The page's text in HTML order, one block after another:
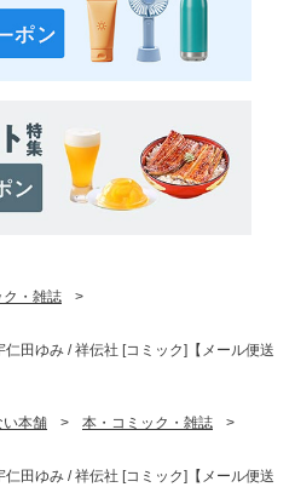
ク・雑誌
>
仁田ゆみ / 祥伝社 [コミック]【メール便送
い本舗 > 本・コミック・雑誌
>
仁田ゆみ / 祥伝社 [コミック]【メール便送